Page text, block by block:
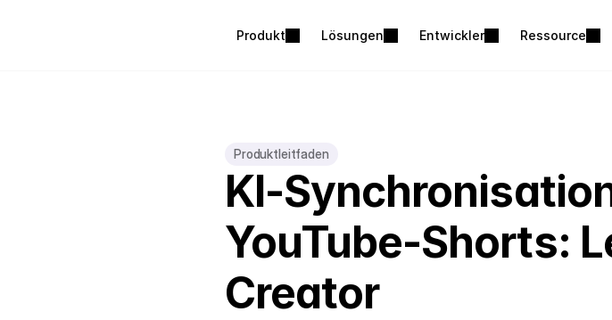
Produkt Lösungen Entwickler Ressource
Produktleitfaden
KI-
YouTube-Shorts:
Creator